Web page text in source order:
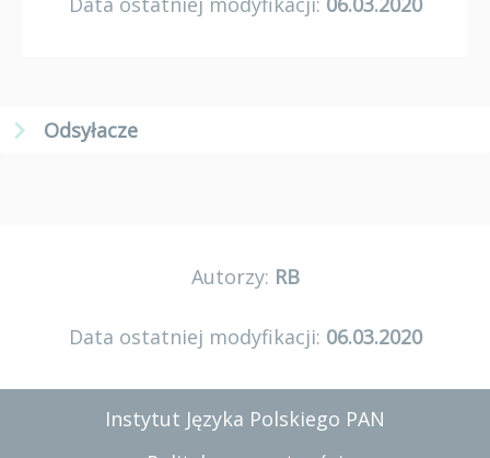
Odsyłacze
Autorzy: RB
Data ostatniej modyfikacji: 06.03.2020
Instytut Języka Polskiego PAN